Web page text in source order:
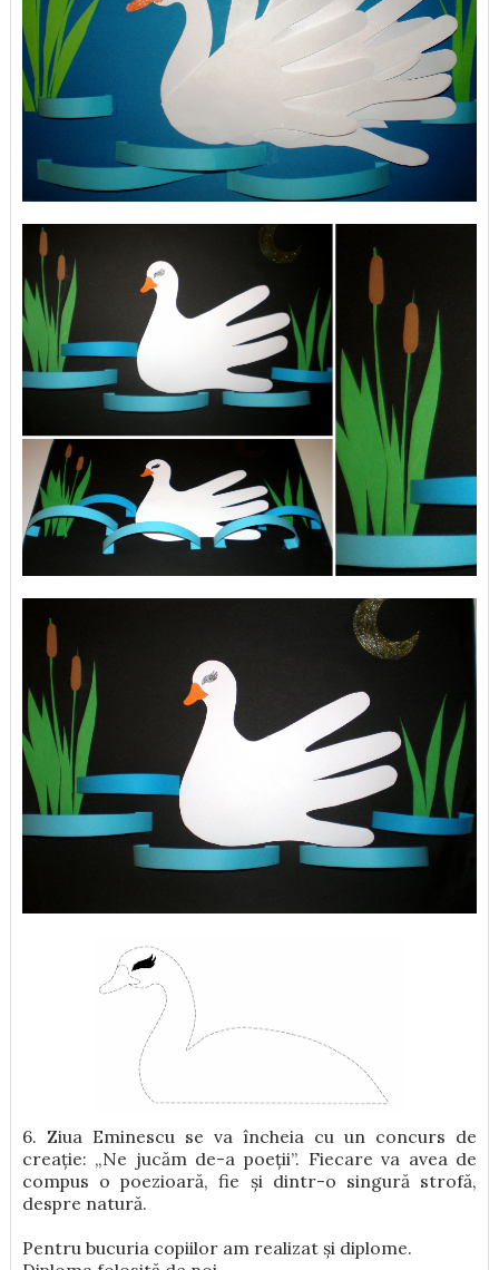
6. Ziua Eminescu se va încheia cu un concurs de
creație: „Ne jucăm de-a poeții”. Fiecare va avea de
compus o poezioară, fie și dintr-o singură strofă,
despre natură.
Pentru bucuria copiilor am realizat și diplome.